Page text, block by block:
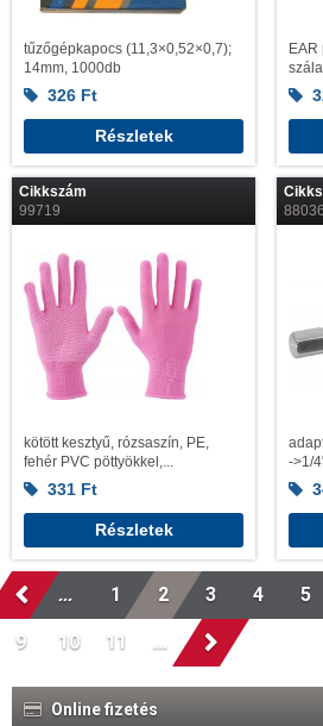
tűzőgépkapocs (11,3×0,52×0,7);
14mm, 1000db
326 Ft
Részletek
Cikkszám
99719
kötött kesztyű, rózsaszín, PE,
fehér PVC pöttyökkel,...
331 Ft
Részletek
->1/
... 1 2 3 4 5
9 10 11 ...
Online fizetés